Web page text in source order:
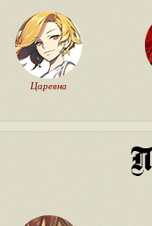
Царевна